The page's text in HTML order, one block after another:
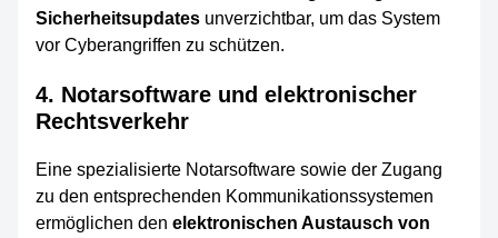
Sicherheitsupdatesunverzichtbar, um das System
vor Cyberangriffen zu schützen.
4. Notarsoftware und elektronischer
Rechtsverkehr
Eine spezialisierte Notarsoftware sowie der Zugang
zu den entsprechenden Kommunikationssystemen
ermöglichen den elektronischen Austausch von